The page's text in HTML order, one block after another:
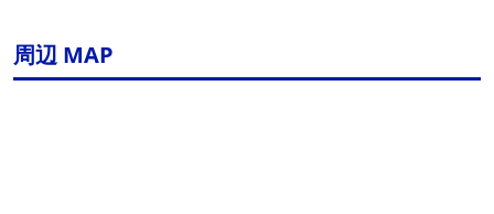
周辺 MAP